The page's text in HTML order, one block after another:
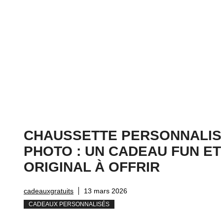
CHAUSSETTE
PHOTO : UN CADEAU FUN ET
ORIGINAL À OFFRIR
cadeauxgratuits 13 mars 2026
CADEAUX PERSONNALISÉS